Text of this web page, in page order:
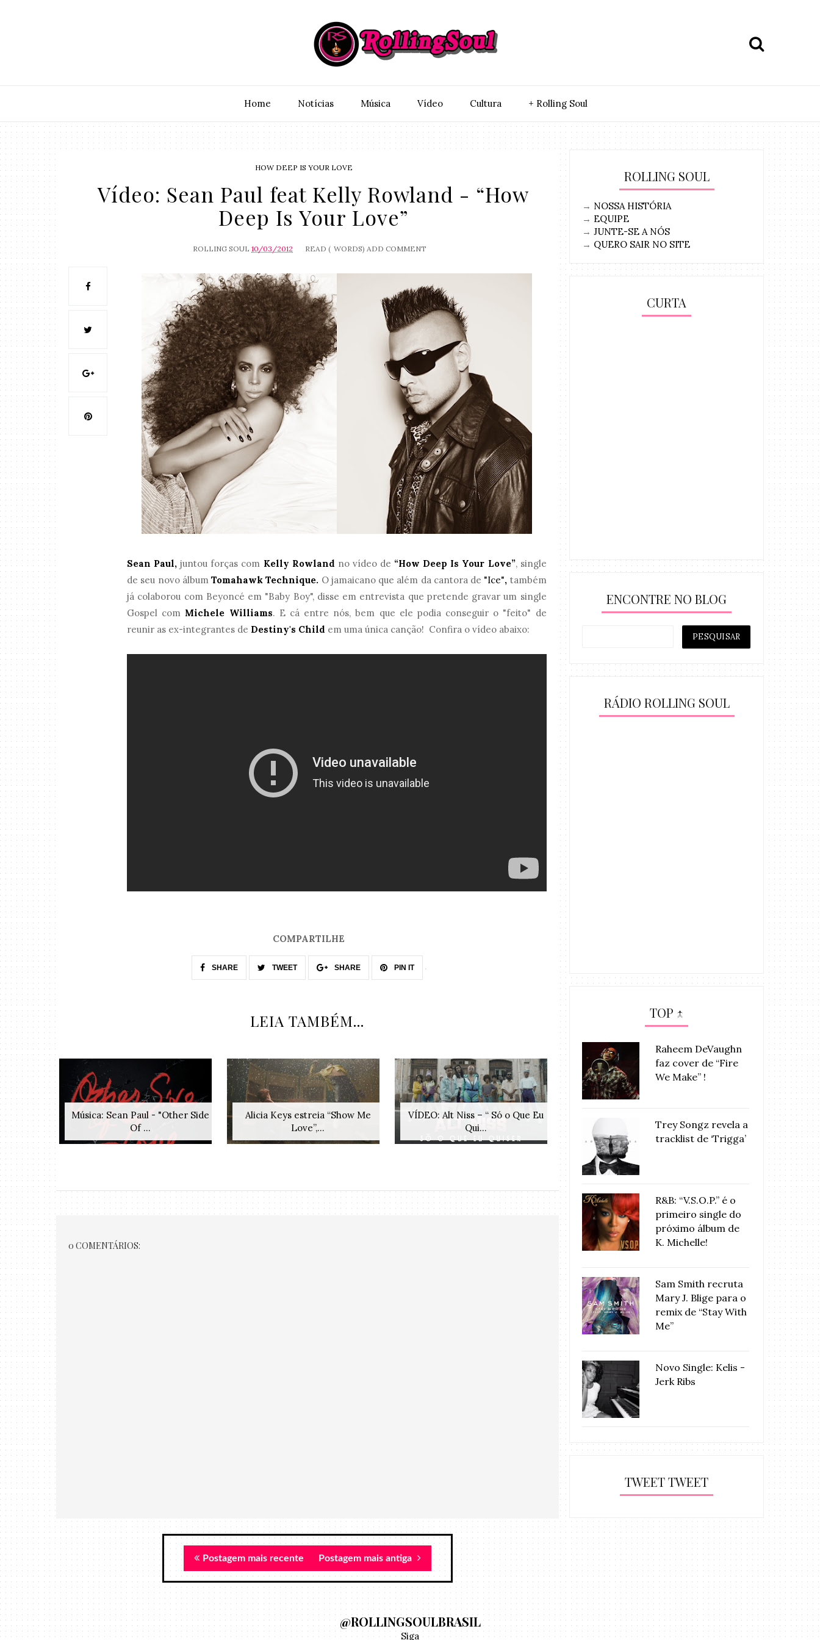
Home Notí­cias Música Vídeo Cultura + Rolling Soul
HOW DEEP IS YOUR LOVE
Vídeo: Sean Paul feat Kelly Rowland - “How
Deep Is Your Love”
ROLLING SOUL10/03/2012 READ ( WORDS) ADD COMMENT
Sean Paul, juntou forças com Kelly Rowland no vídeo de “How Deep Is Your Love”, single
de seu novo álbumTomahawk Technique. O jamaicano que além da cantora de "Ice", também
já colaborou com Beyoncé em "Baby Boy", disse em entrevista que pretende gravar um single
Gospel com Michele Williams. E cá entre nós, bem que ele podia conseguir o "feito" de
reunir as ex-integrantes de Destiny's Child em uma única canção! Confira o vídeo abaixo:
COMPARTILHE
SHARE TWEET SHARE PIN IT
LEIA TAMBÉM...
Música: Sean Paul - "Other Side
Of ...
Alicia Keys estreia “Show Me
Love”,...
VÍDEO: Alt Niss – “ Só o Que Eu
Qui...
perform...
Xênia França
(Sem
0 COMENTÁRIOS:
Postagem mais recente Postagem mais antiga
ROLLING SOUL
→ NOSSA HISTÓRIA
→ EQUIPE
→ JUNTE-SE A NÓS
→ QUERO SAIR NO SITE
CURTA
ENCONTRE NO BLOG
RÁDIO ROLLING SOUL
TOP ↑
Raheem DeVaughn
faz cover de “Fire
We Make” !
Trey Songz revela a
tracklist de ‘Trigga’
R&B: “V.S.O.P.” é o
primeiro single do
próximo álbum de
K. Michelle!
Sam Smith recruta
Mary J. Blige para o
remix de “Stay With
Me”
Novo Single: Kelis -
Jerk Ribs
TWEET TWEET
@ROLLINGSOULBRASIL
Siga